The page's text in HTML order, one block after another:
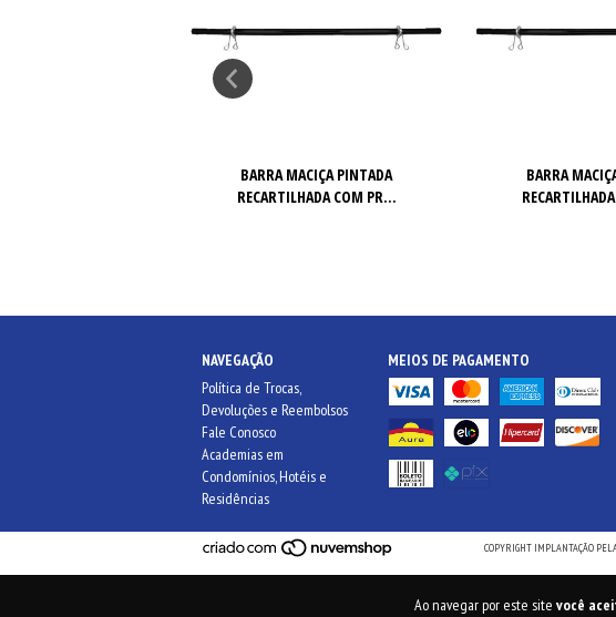
Ao navegar por este site você
BARRA MACIÇA PINTADA
RECARTILHADA COM PR...
BARRA
NAVEGAÇÃO
Política de Trocas,
Devoluções e Reembolsos
Fale Conosco
Academias em
Condomínios, Hotéis e
Residências
MEIOS DE PAGAMENTO
COPYRIGHT IMPLANTAÇÃO